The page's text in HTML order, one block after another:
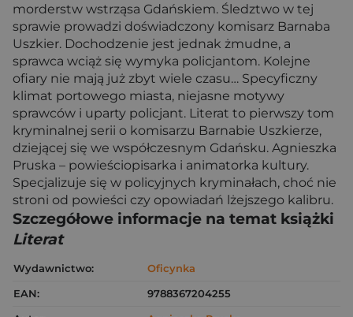
morderstw wstrząsa Gdańskiem. Śledztwo w tej
sprawie prowadzi doświadczony komisarz Barnaba
Uszkier. Dochodzenie jest jednak żmudne, a
sprawca wciąż się wymyka policjantom. Kolejne
ofiary nie mają już zbyt wiele czasu… Specyficzny
klimat portowego miasta, niejasne motywy
sprawców i uparty policjant. Literat to pierwszy tom
kryminalnej serii o komisarzu Barnabie Uszkierze,
dziejącej się we współczesnym Gdańsku. Agnieszka
Pruska – powieściopisarka i animatorka kultury.
Specjalizuje się w policyjnych kryminałach, choć nie
stroni od powieści czy opowiadań lżejszego kalibru.
Szczegółowe informacje na temat książki
Literat
Wydawnictwo:
Oficynka
EAN:
9788367204255